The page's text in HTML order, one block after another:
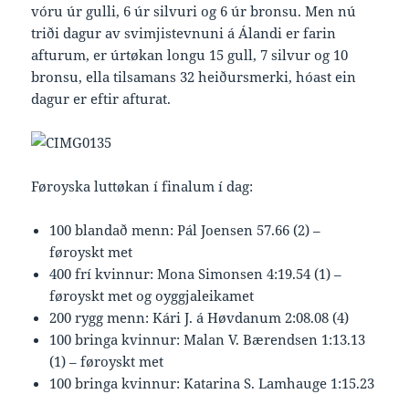
vóru úr gulli, 6 úr silvuri og 6 úr bronsu. Men nú
triði dagur av svimjistevnuni á Álandi er farin
afturum, er úrtøkan longu 15 gull, 7 silvur og 10
bronsu, ella tilsamans 32 heiðursmerki, hóast ein
dagur er eftir afturat.
Føroyska luttøkan í finalum í dag:
100 blandað menn: Pál Joensen 57.66 (2) –
føroyskt met
400 frí kvinnur: Mona Simonsen 4:19.54 (1) –
føroyskt met og oyggjaleikamet
200 rygg menn: Kári J. á Høvdanum 2:08.08 (4)
100 bringa kvinnur: Malan V. Bærendsen 1:13.13
(1) – føroyskt met
100 bringa kvinnur: Katarina S. Lamhauge 1:15.23